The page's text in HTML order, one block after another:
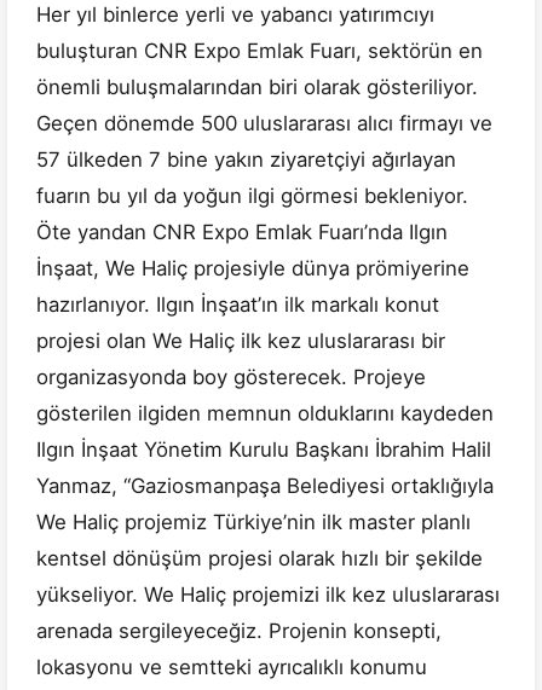
Her yıl binlerce yerli ve yabancı yatırımcıyı
buluşturan CNR Expo Emlak Fuarı, sektörün en
önemli buluşmalarından biri olarak gösteriliyor.
Geçen dönemde 500 uluslararası alıcı firmayı ve
57 ülkeden 7 bine yakın ziyaretçiyi ağırlayan
fuarın bu yıl da yoğun ilgi görmesi bekleniyor.
Öte yandan CNR Expo Emlak Fuarı’nda Ilgın
İnşaat, We Haliç projesiyle dünya prömiyerine
hazırlanıyor. Ilgın İnşaat’ın ilk markalı konut
projesi olan We Haliç ilk kez uluslararası bir
organizasyonda boy gösterecek. Projeye
gösterilen ilgiden memnun olduklarını kaydeden
Ilgın İnşaat Yönetim Kurulu Başkanı İbrahim Halil
Yanmaz, “Gaziosmanpaşa Belediyesi ortaklığıyla
We Haliç projemiz Türkiye’nin ilk master planlı
kentsel dönüşüm projesi olarak hızlı bir şekilde
yükseliyor. We Haliç projemizi ilk kez uluslararası
arenada sergileyeceğiz. Projenin konsepti,
lokasyonu ve semtteki ayrıcalıklı konumu